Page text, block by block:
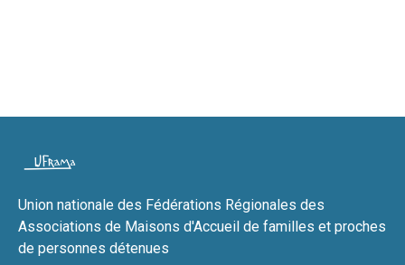
Union nationale des Fédérations Régionales des
Associations de Maisons d'Accueil de familles et proches
de personnes détenues